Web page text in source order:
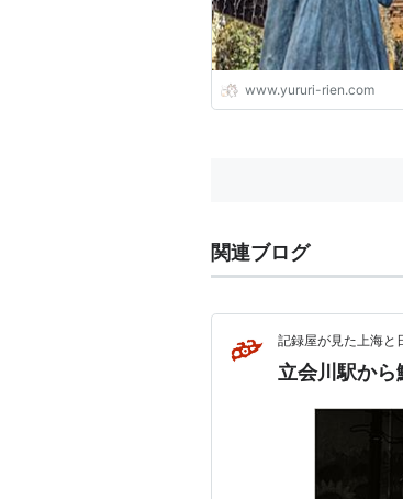
www.yururi-rien.com
関連ブログ
記録屋が見た上海と
立会川駅から